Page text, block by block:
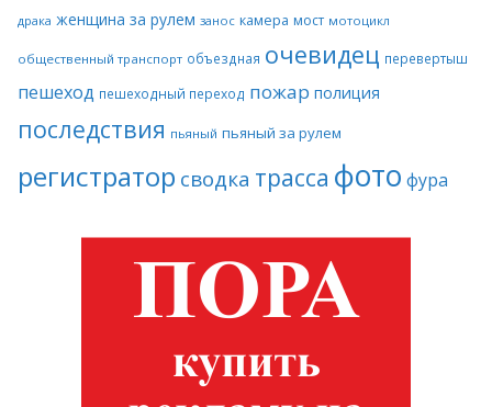
драка женщина за рулем занос камера мост мотоцикл
общественный транспорт объездная очевидец перевертыш
пешеход пешеходный переход пожар полиция
последствия пьяный пьяный за рулем
регистратор сводка трасса фото фура